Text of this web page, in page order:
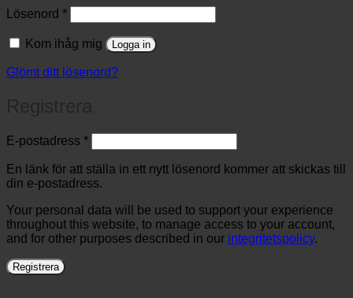
Lösenord *Obligatoriskt
Kom ihåg mig Logga in
Glömt ditt lösenord?
E-postadress *Obligatoriskt
En länk för att ställa in ett nytt lösenord kommer att skickas till
din e-postadress.
Your personal data will be used to support your experience
throughout this website, to manage access to your account,
and for other purposes described in our integritetspolicy.
Registrera